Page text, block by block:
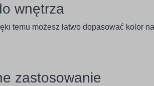
wnętrza
temu możesz łatwo dopasować kolor
zastosowanie